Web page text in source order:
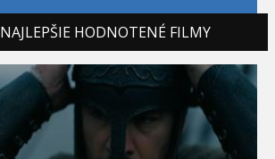
NAJLEPŠIE HODNOTENÉ FILMY